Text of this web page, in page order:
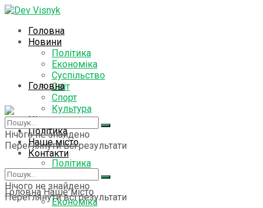
Головна
Новини
Політика
Економіка
Суспільство
Світ
Спорт
Культура
Цікаво знати
Політика
Наше місто
Контакти
Нічого не знайдено
Переглянути всі результати
Головна
Новини
Політика
Економіка
Нічого не знайдено
Переглянути всі результати
Головна Наше місто